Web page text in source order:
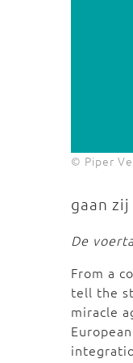
© Piper
gaan zij
De
From a
tell the
miracle